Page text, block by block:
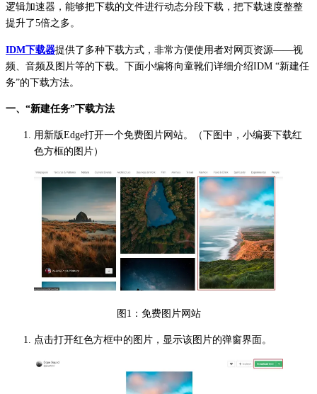
首页
产品
下载
服务
购买
逻辑加速器，能够把下载的文件进行动态分段下载，把下载速度整整
提升了5倍之多。
IDM下载器提供了多种下载方式，非常方便使用者对网页资源——视
频、音频及图片等的下载。下面小编将向童靴们详细介绍IDM “新建任
务”的下载方法。
一、“新建任务”下载方法
用新版Edge打开一个免费图片网站。（下图中，小编要下载红
色方框的图片）
图1：免费图片网站
点击打开红色方框中的图片，显示该图片的弹窗界面。